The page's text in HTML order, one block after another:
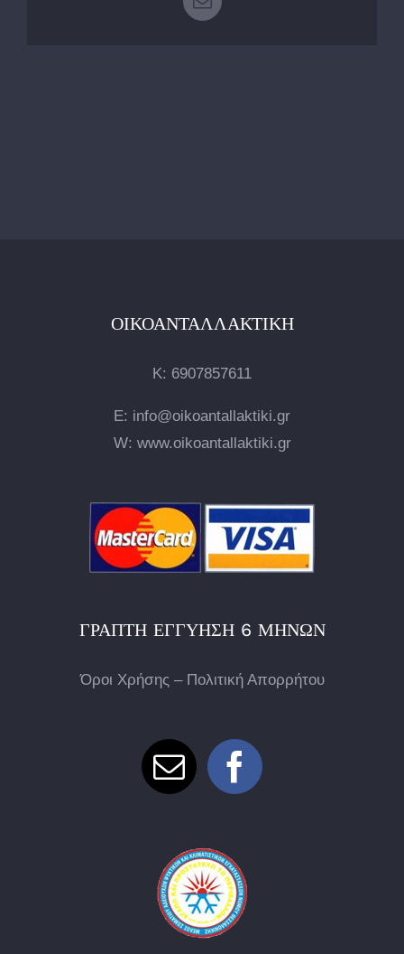
Email
ΟΙΚΟΑΝΤΑΛΛΑΚΤΙΚΉ
Κ: 6907857611
E: info@oikoantallaktiki.gr
W: www.oikoantallaktiki.gr
ΓΡΑΠΤΉ ΕΓΓΎΗΣΗ 6 ΜΗΝΏΝ
Όροι Χρήσης – Πολιτική Απορρήτου